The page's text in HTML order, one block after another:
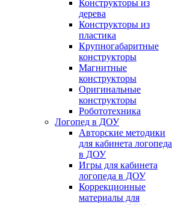
Конструкторы из
дерева
Конструкторы из
пластика
Крупногабаритные
конструкторы
Магнитные
конструкторы
Оригинальные
конструкторы
Робототехника
Логопед в ДОУ
Авторские методики
для кабинета логопеда
в ДОУ
Игры для кабинета
логопеда в ДОУ
Коррекционные
материалы для